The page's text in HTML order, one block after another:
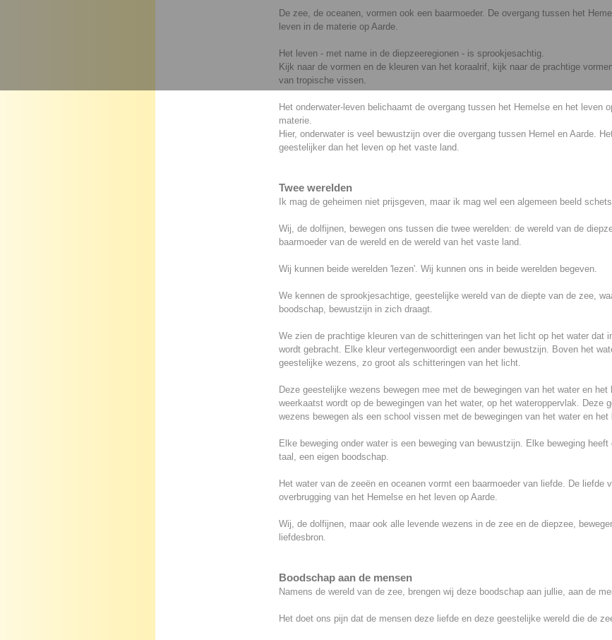
De zee, de oceanen, vormen ook een baarmoeder. De overgang tussen het
leven in de materie op Aarde.
Het leven - met name in de diepzeeregionen - is sprookjesachtig.
Kijk naar de vormen en de kleuren van het koraalrif, kijk naar de prachtige
van tropische vissen.
Het onderwater-leven belichaamt de overgang tussen het Hemelse en het leven
materie.
Hier, onderwater is veel bewustzijn over die overgang tussen Hemel en Aarde.
geestelijker dan het leven op het vaste land.
Twee werelden
Ik mag de geheimen niet prijsgeven, maar ik mag wel een algemeen beeld
Wij, de dolfijnen, bewegen ons tussen die twee werelden: de wereld van de
baarmoeder van de wereld en de wereld van het vaste land.
Wij kunnen beide werelden 'lezen'. Wij kunnen ons in beide werelden begeven.
We kennen de sprookjesachtige, geestelijke wereld van de diepte van de zee,
boodschap, bewustzijn in zich draagt.
We zien de prachtige kleuren van de schitteringen van het licht op het water dat
wordt gebracht. Elke kleur vertegenwoordigt een ander bewustzijn. Boven het
geestelijke wezens, zo groot als schitteringen van het licht.
Deze geestelijke wezens bewegen mee met de bewegingen van het water en het
weerkaatst wordt op de bewegingen van het water, op het wateroppervlak. Deze
wezens bewegen als een school vissen met de bewegingen van het water en het
Elke beweging onder water is een beweging van bewustzijn. Elke beweging heeft
taal, een eigen boodschap.
Het water van de zeeën en oceanen vormt een baarmoeder van liefde. De liefde
overbrugging van het Hemelse en het leven op Aarde.
Wij, de dolfijnen, maar ook alle levende wezens in de zee en de diepzee,
liefdesbron.
Boodschap aan de mensen
Namens de wereld van de zee, brengen wij deze boodschap aan jullie, aan de
Het doet ons pijn dat de mensen deze liefde en deze geestelijke wereld die de